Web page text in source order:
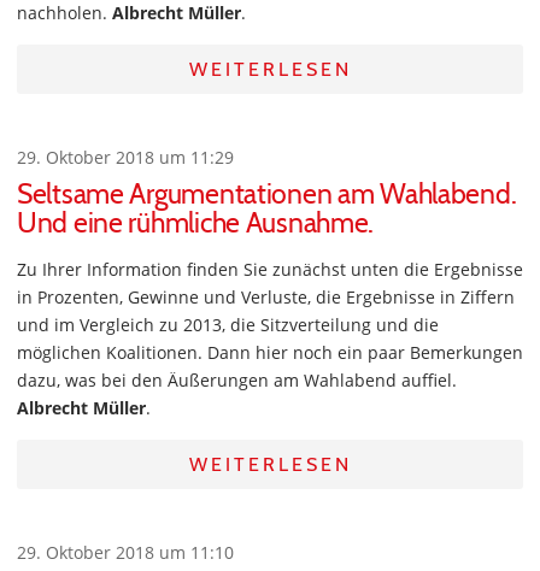
nachholen. Albrecht Müller.
WEITERLESEN
29. Oktober 2018 um 11:29
Seltsame Argumentationen am Wahlabend.
Und eine rühmliche Ausnahme.
Zu Ihrer Information finden Sie zunächst unten die Ergebnisse
in Prozenten, Gewinne und Verluste, die Ergebnisse in Ziffern
und im Vergleich zu 2013, die Sitzverteilung und die
möglichen Koalitionen. Dann hier noch ein paar Bemerkungen
dazu, was bei den Äußerungen am Wahlabend auffiel.
Albrecht Müller.
WEITERLESEN
29. Oktober 2018 um 11:10